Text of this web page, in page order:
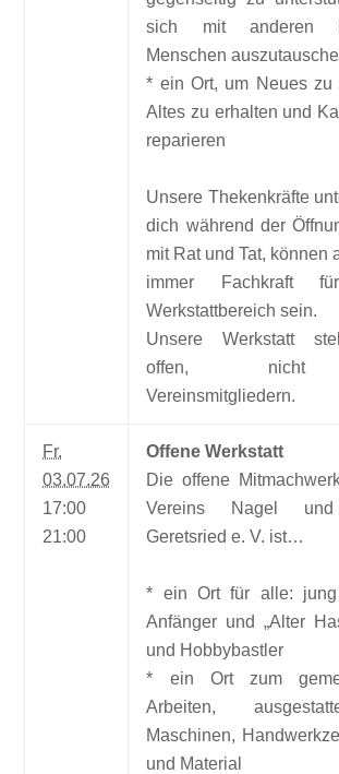
sich mit anderen
Menschen
* ein Ort, um Neues zu
Altes zu erhalten und
reparieren
Unsere Thekenkräfte
dich während der
mit Rat und Tat, können
immer Fachkraft
Werkstattbereich sein.
Unsere Werkstatt
offen,
Vereinsmitgliedern.
Fr.
03.07.26
17:00
21:00
Offene Werkstatt
Die offene
Vereins Nagel
Geretsried e. V. ist…
* ein Ort für alle:
Anfänger und „Alter
und Hobbybastler
* ein Ort zum
Arbeiten,
Maschinen,
und Material